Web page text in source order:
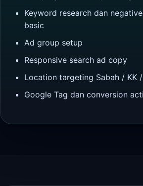
Keyword research dan
basic
Ad group setup
Responsive search ad copy
Location targeting Sabah / KK
Google Tag dan conversion